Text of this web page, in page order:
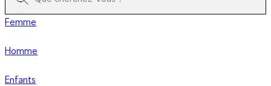
Femme
Homme
Enfants